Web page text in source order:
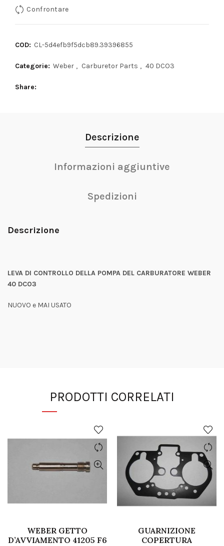
Confrontare
COD: CL-5d4efb9f5dcb89.39396855
Categorie: Weber , Carburetor Parts , 40 DCO3
Share
Descrizione
Informazioni aggiuntive
Spedizioni
Descrizione
LEVA DI CONTROLLO DELLA POMPA DEL CARBURATORE WEBER
40 DCO3
NUOVO e MAI USATO
PRODOTTI CORRELATI
WEBER GETTO
D’AVVIAMENTO 41205 F6
GUARNIZIONE
COPERTURA